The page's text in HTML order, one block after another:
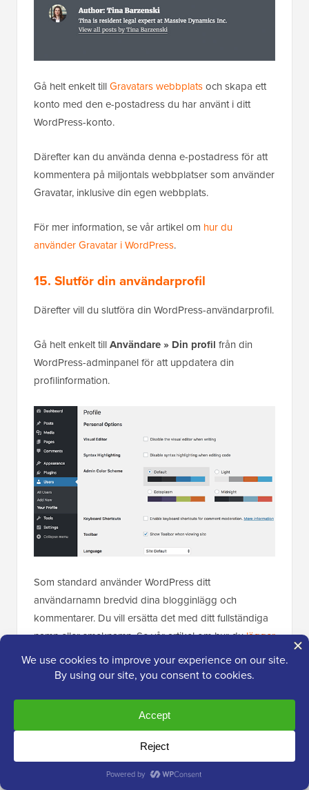
Gå helt enkelt tillGravatars webbplatsoch skapa ett
konto med den e-postadress du har använt i ditt
WordPress-konto.
Därefter kan du använda denna e-postadress för att
kommentera på miljontals webbplatser som använder
Gravatar, inklusive din egen webbplats.
För mer information, se vår artikel om hur du
använder Gravatar i WordPress.
15. Slutför din användarprofil
Därefter vill du slutföra din WordPress-användarprofil.
Gå helt enkelt tillAnvändare » Din profil från din
WordPress-adminpanel för att uppdatera din
profilinformation.
Som standard använder WordPress ditt
användarnamn bredvid dina blogginlägg och
kommentarer. Du vill ersätta det med ditt fullständiga
namn eller smeknamn. Se vår artikel om hur dulägger
till eller ändrar ditt fullständiga namn i WordPress
anpassade fält i din användarprofil, som länkar till
Slutligen, ange en kort biografi om dig själv. Detta ger